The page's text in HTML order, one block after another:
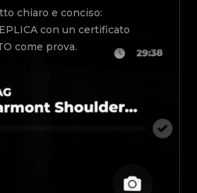
chiaro e conciso:
con un certificato
come prova.